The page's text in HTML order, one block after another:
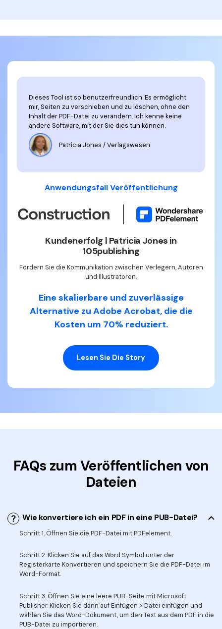
Anwendungsfall Veröffentlichung
Kundenerfolg | Patricia Jones in
105publishing
Fördern Sie die Kommunikation zwischen Verlegern, Autoren
und Illustratoren.
Eine skalierbare und zuverlässige
Alternative zu Adobe Acrobat, die die
Kosten um 70% reduziert.
Lesen Sie Die Story
Dieses Tool ist so benutzerfreundlich. Es ermöglicht
mir, Seiten zu verschieben und zu löschen, ohne den
Inhalt der PDF-Datei zu verändern. Ich kenne keine
andere Software, mit der Sie dies tun können.
Patricia Jones / Verlagswesen
FAQs zum Veröffentlichen von
Dateien
Wie konvertiere ich ein PDF in eine PUB-Datei?
Schritt 1. Öffnen Sie die PDF-Datei mit PDFelement.
Schritt 2. Klicken Sie auf das Word Symbol unter der
Registerkarte Konvertieren und speichern Sie die PDF-Datei im
Word-Format.
Schritt 3. Öffnen Sie eine leere PUB-Seite mit Microsoft
Publisher. Klicken Sie dann auf Einfügen > Datei einfügen und
wählen Sie das Word-Dokument, um den Text aus dem PDF in die
PUB-Datei zu importieren.